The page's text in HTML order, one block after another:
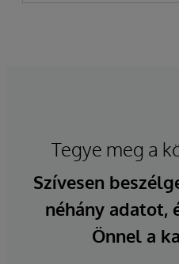
Tegye meg a
Szívesen
néhány adatot,
Önnel a